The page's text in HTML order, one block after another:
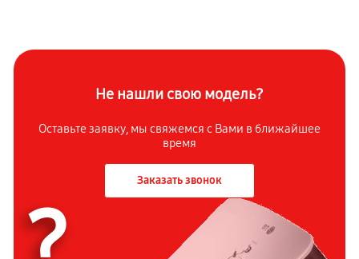
Не нашли свою модель?
Оставьте заявку, мы свяжемся с Вами в ближайшее
время
Заказать звонок